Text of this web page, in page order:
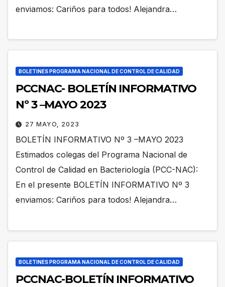
enviamos: Cariños para todos! Alejandra…
BOLETINES PROGRAMA NACIONAL DE CONTROL DE CALIDAD
PCCNAC- BOLETÍN INFORMATIVO
Nº 3 –MAYO 2023
27 MAYO, 2023
BOLETÍN INFORMATIVO Nº 3 –MAYO 2023
Estimados colegas del Programa Nacional de
Control de Calidad en Bacteriología (PCC-NAC):
En el presente BOLETÍN INFORMATIVO Nº 3
enviamos: Cariños para todos! Alejandra…
BOLETINES PROGRAMA NACIONAL DE CONTROL DE CALIDAD
PCCNAC-BOLETÍN INFORMATIVO